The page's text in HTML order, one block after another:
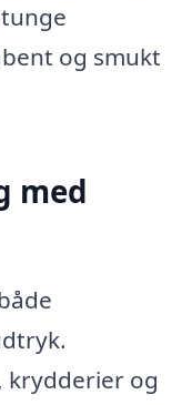
og smukt
med
krydderier og